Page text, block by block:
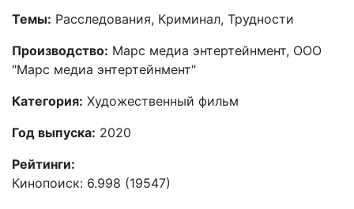
Темы: Расследования, Криминал, Трудности
Производство: Марс медиа энтертейнмент, ООО
"Марс медиа энтертейнмент"
Категория: Художественный фильм
Год выпуска: 2020
Рейтинги:
Кинопоиск: 6.998 (19547)